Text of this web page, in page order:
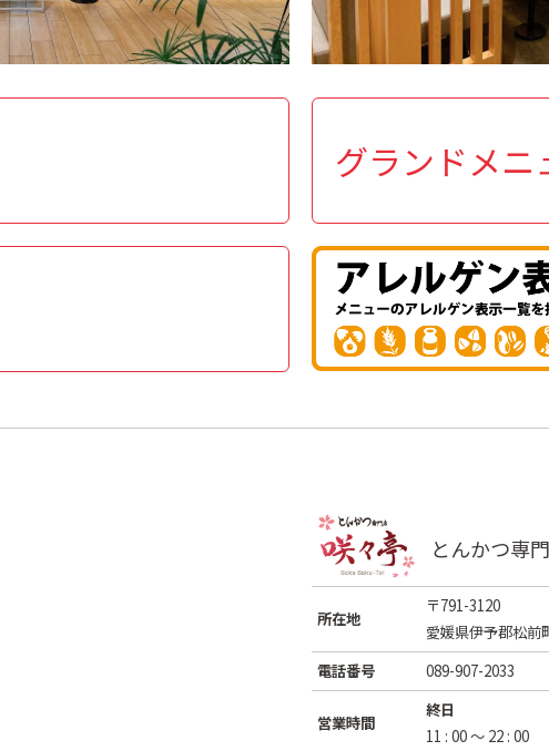
グランドメニ
とんかつ専
所在地
〒791-3120
愛媛県伊予郡松前
電話番号
089-907-2033
営業時間
終日
11 : 00 〜 22 : 00